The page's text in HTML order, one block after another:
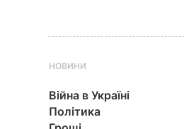
НОВИНИ
Війна в Україні
Політика